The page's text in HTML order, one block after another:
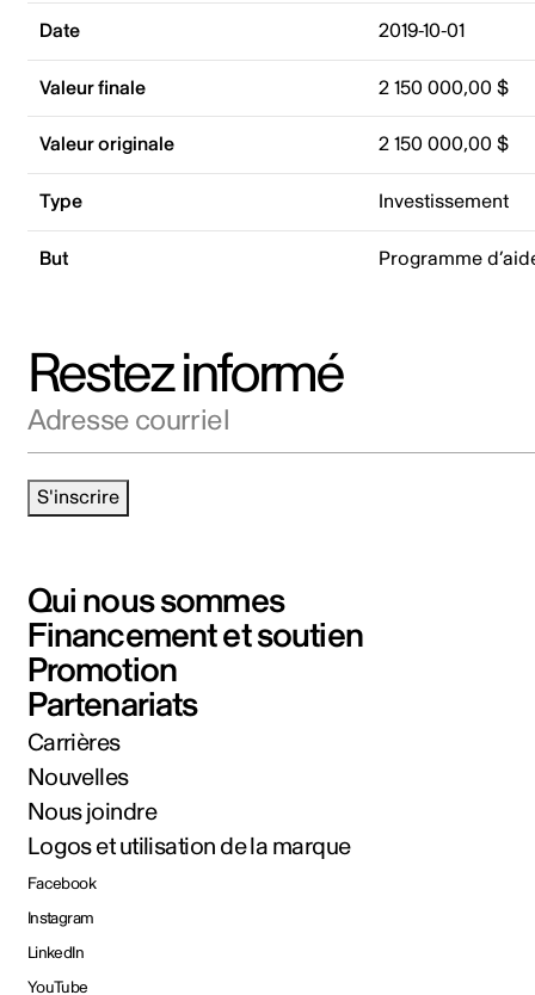
Date 2019-10-01
Valeur finale 2 150 000,00 $
Valeur originale 2 150 000,00 $
Type Investissement
But Programme
Restez informé
S'inscrire
Qui nous sommes
Financement et soutien
Promotion
Partenariats
Carrières
Nouvelles
Nous joindre
Logos et utilisation de la marque
Facebook
Instagram
LinkedIn
YouTube